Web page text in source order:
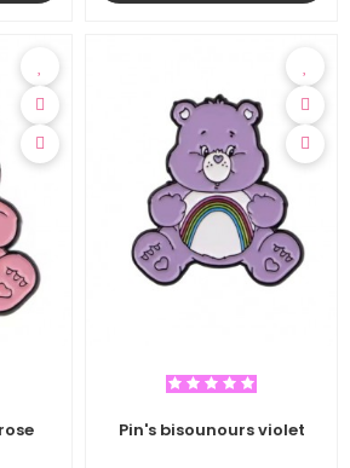
Pin's bisounours violet